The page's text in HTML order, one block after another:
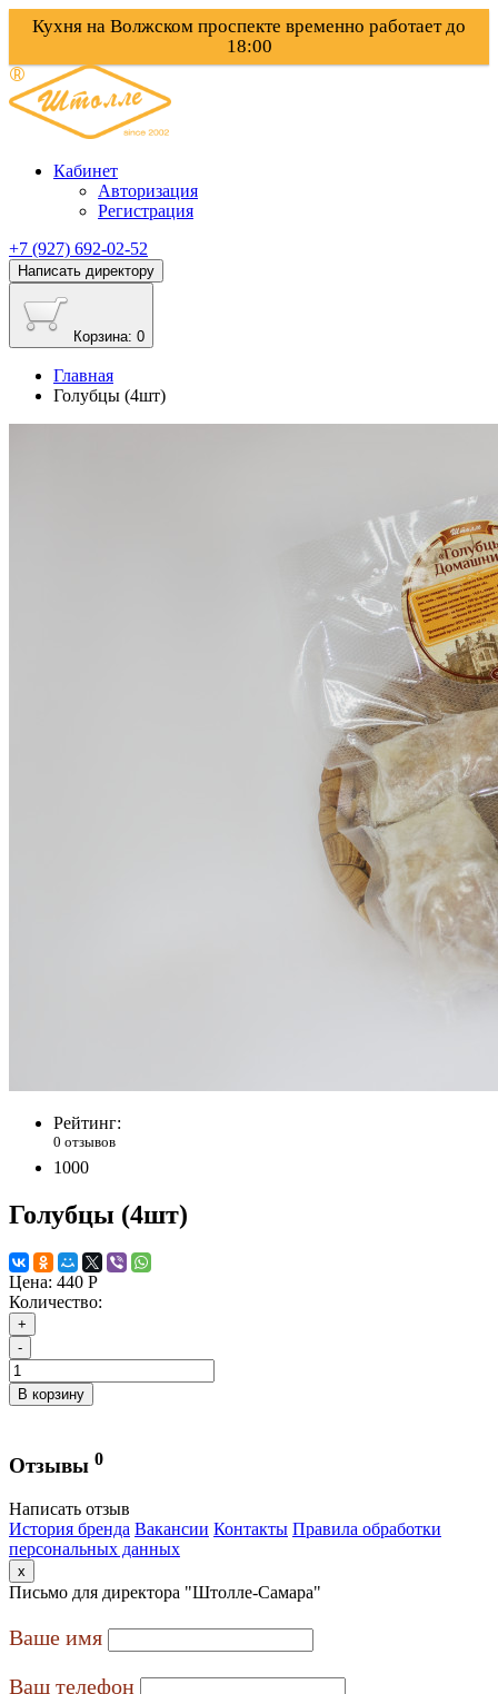
Кухня на Волжском проспекте временно работает до
18:00
Кабинет
Авторизация
Регистрация
+7 (927) 692-02-52
Написать директору
Корзина: 0
Главная
Голубцы (4шт)
Рейтинг:
0 отзывов
1000
Голубцы (4шт)
Цена: 440 Р
Количество:
+
-
В корзину
Отзывы 0
Написать отзыв
История бренда Вакансии Контакты Правила обработки
персональных данных
x
Письмо для директора "Штолле-Самара"
Ваше имя
Ваш телефон